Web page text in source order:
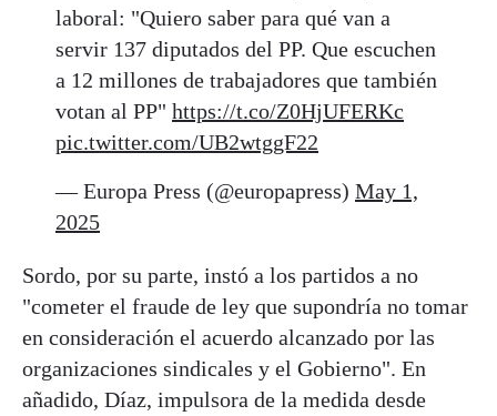
laboral: "Quiero saber para qué van a
servir 137 diputados del PP. Que escuchen
a 12 millones de trabajadores que también
votan al PP" https://t.co/Z0HjUFERKc
pic.twitter.com/UB2wtggF22
— Europa Press (@europapress) May 1,
2025
Sordo, por su parte, instó a los partidos a no
"cometer el fraude de ley que supondría no tomar
en consideración el acuerdo alcanzado por las
organizaciones sindicales y el Gobierno". En
añadido, Díaz, impulsora de la medida desde